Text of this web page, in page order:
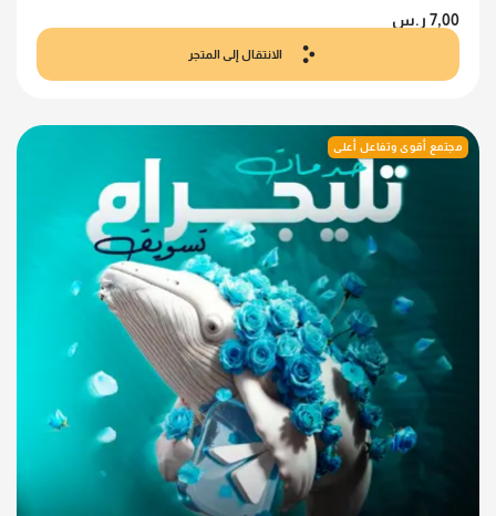
7,00 ر.س
الانتقال إلى المتجر
مجتمع أقوى وتفاعل أعلى